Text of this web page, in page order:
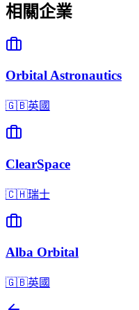
相關企業
Orbital Astronautics
🇬🇧英國
ClearSpace
🇨🇭瑞士
Alba Orbital
🇬🇧英國